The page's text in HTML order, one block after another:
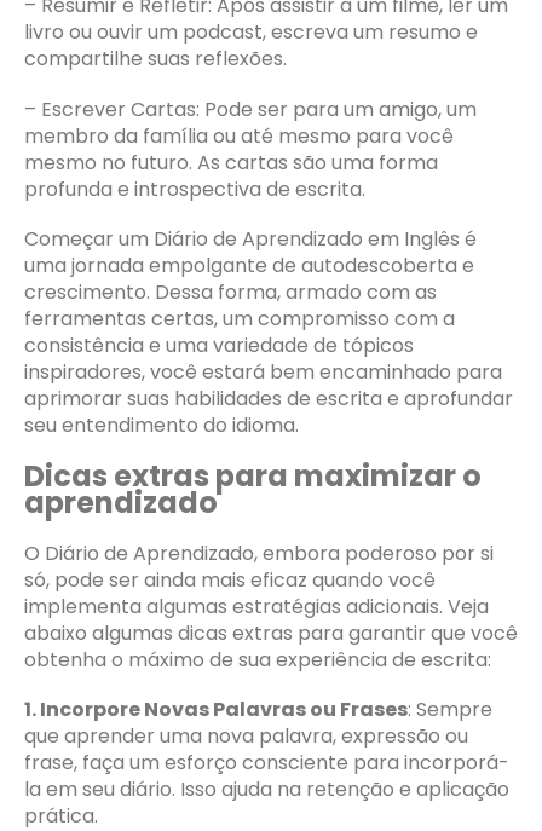
– Resumir e Refletir: Após assistir a um filme, ler um
livro ou ouvir um podcast, escreva um resumo e
compartilhe suas reflexões.
– Escrever Cartas: Pode ser para um amigo, um
membro da família ou até mesmo para você
mesmo no futuro. As cartas são uma forma
profunda e introspectiva de escrita.
Começar um Diário de Aprendizado em Inglês é
uma jornada empolgante de autodescoberta e
crescimento. Dessa forma, armado com as
ferramentas certas, um compromisso com a
consistência e uma variedade de tópicos
inspiradores, você estará bem encaminhado para
aprimorar suas habilidades de escrita e aprofundar
seu entendimento do idioma.
Dicas extras para maximizar o
aprendizado
O Diário de Aprendizado, embora poderoso por si
só, pode ser ainda mais eficaz quando você
implementa algumas estratégias adicionais. Veja
abaixo algumas dicas extras para garantir que você
obtenha o máximo de sua experiência de escrita:
1. Incorpore Novas Palavras ou Frases: Sempre
que aprender uma nova palavra, expressão ou
frase, faça um esforço consciente para incorporá-
la em seu diário. Isso ajuda na retenção e aplicação
prática.